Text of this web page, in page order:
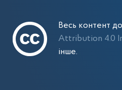
Весь контент
Attribution 4.0
інше.